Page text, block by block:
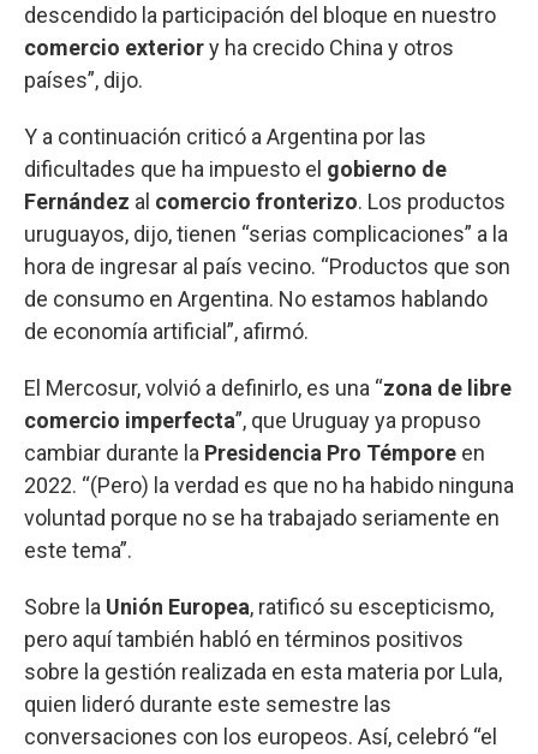
descendido la participación del bloque en nuestro
comercio exteriory ha crecido China y otros
países”, dijo.
Y a continuación criticó a Argentina por las
dificultades que ha impuesto el gobierno de
Fernández al comercio fronterizo. Los productos
uruguayos, dijo, tienen “serias complicaciones” a la
hora de ingresar al país vecino. “Productos que son
de consumo en Argentina. No estamos hablando
de economía artificial”, afirmó.
El Mercosur, volvió a definirlo, es una “zona de libre
comercio imperfecta”, que Uruguay ya propuso
cambiar durante la Presidencia Pro Témpore en
2022. “(Pero) la verdad es que no ha habido ninguna
voluntad porque no se ha trabajado seriamente en
este tema”.
Sobre la Unión Europea, ratificó su escepticismo,
pero aquí también habló en términos positivos
sobre la gestión realizada en esta materia por Lula,
quien lideró durante este semestre las
conversaciones con los europeos. Así, celebró “el